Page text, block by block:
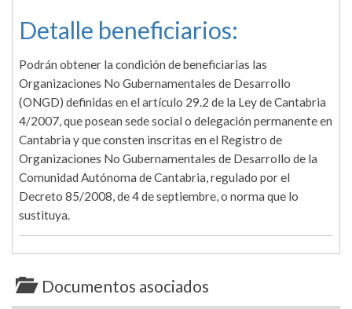
Detalle beneficiarios:
Podrán obtener la condición de beneficiarias las
Organizaciones No Gubernamentales de Desarrollo
(ONGD) definidas en el artículo 29.2 de la Ley de Cantabria
4/2007, que posean sede social o delegación permanente en
Cantabria y que consten inscritas en el Registro de
Organizaciones No Gubernamentales de Desarrollo de la
Comunidad Autónoma de Cantabria, regulado por el
Decreto 85/2008, de 4 de septiembre, o norma que lo
sustituya.
Documentos asociados